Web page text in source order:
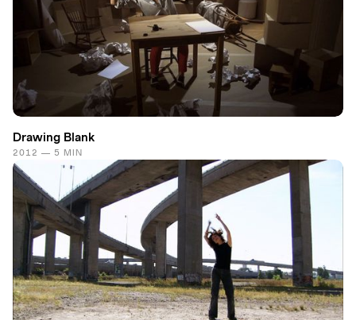
Drawing Blank
2012 — 5 MIN